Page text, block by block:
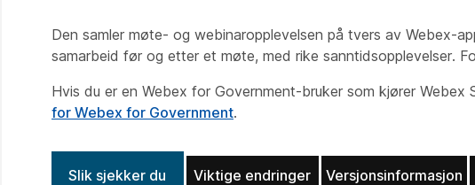
Den samler møte- og webinaropplevelsen på tvers av Webex-
samarbeid før og etter et møte, med rike sanntidsopplevelser.
Hvis du er en Webex for Government-bruker som kjører Webex
for Webex for Government.
Slik sjekker du Viktige endringer Versjonsinformasjon